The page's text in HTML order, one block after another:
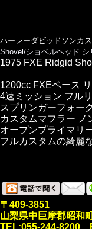
ハーレーダビッドソンカ
Shovel/ショベルヘッド シ
1975 FXE Ridgid
1200cc FXEベース
4速ミッション フル
スプリンガーフォー
カスタムマフラー ノ
オープンプライマリ
フルカスタムの綺麗
〒409-3851
山梨県中巨摩郡昭和
TEL:055-244-8200